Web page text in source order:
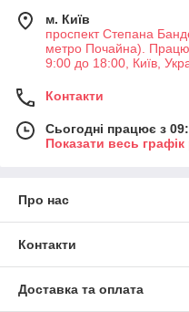
м. Київ
проспект Степана
метро Почайна).
9:00 до 18:00, Київ,
Контакти
Сьогодні працює з
Показати весь
Про нас
Контакти
Доставка та оплата